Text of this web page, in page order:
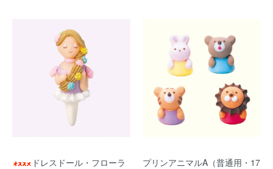
ドレスドール・フローラ
プリンアニマルA（普通用・17